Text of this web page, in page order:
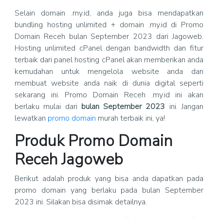
Selain domain .my.id, anda juga bisa mendapatkan
bundling hosting unlimited + domain .my.id di Promo
Domain Receh bulan September 2023 dari Jagoweb.
Hosting unlimited cPanel dengan bandwidth dan fitur
terbaik dari panel hosting cPanel akan memberikan anda
kemudahan untuk mengelola website anda dan
membuat website anda naik di dunia digital seperti
sekarang ini. Promo Domain Receh .my.id ini akan
berlaku mulai dari bulan September 2023 ini. Jangan
lewatkan promo domain murah terbaik ini, ya!
Produk Promo Domain
Receh Jagoweb
Berikut adalah produk yang bisa anda dapatkan pada
promo domain yang berlaku pada bulan September
2023 ini. Silakan bisa disimak detailnya.